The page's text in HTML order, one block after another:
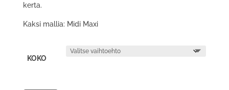
kerta.
Kaksi mallia: Midi Maxi
KOKO